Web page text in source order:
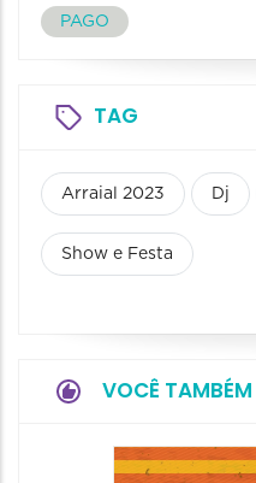
PAGO
TAG
Arraial 2023 Dj
Show e Festa
VOCÊ TAMBÉM